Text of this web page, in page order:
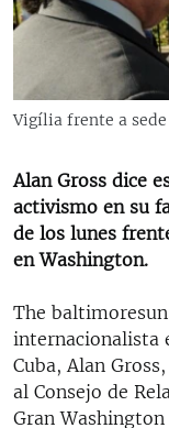
RADIO MARTÍ
ESPECIALES
ESPECIALES
SER VIEJO EN
KENTU-CUBANO
LOS SANTOS DE
LA INVASIÓN DE
MULTIMEDIA
SÍGUENOS
Vigília frente a
Alan Gross dice
activismo en su
de los lunes
en Washington.
The
internacionalista
Cuba, Alan
al Consejo de
Gran